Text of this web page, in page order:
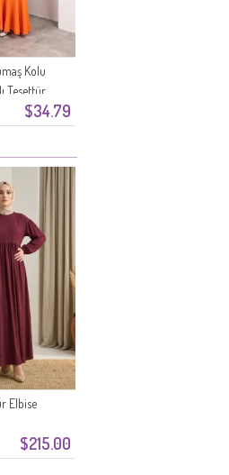
$34.79
Kolu
Tesettür
Oranj
$215.00
Elbise